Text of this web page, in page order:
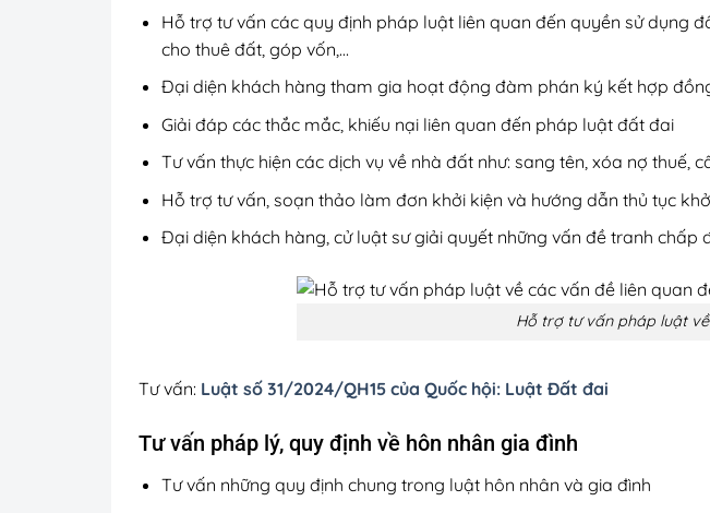
Hỗ trợ tư vấn các quy định pháp luật liên quan đến quyền sử dụng
cho thuê đất, góp vốn,…
Đại diện khách hàng tham gia hoạt động đàm phán ký kết hợp
Giải đáp các thắc mắc, khiếu nại liên quan đến pháp luật đất đai
Tư vấn thực hiện các dịch vụ về nhà đất như: sang tên, xóa nợ thuế,
Hỗ trợ tư vấn, soạn thảo làm đơn khởi kiện và hướng dẫn thủ tục
Đại diện khách hàng, cử luật sư giải quyết những vấn đề tranh
Hỗ trợ tư vấn pháp luật
Tư vấn: Luật số 31/2024/QH15 của Quốc hội: Luật Đất đai
Tư vấn pháp lý, quy định về hôn nhân gia đình
Tư vấn những quy định chung trong luật hôn nhân và gia đình